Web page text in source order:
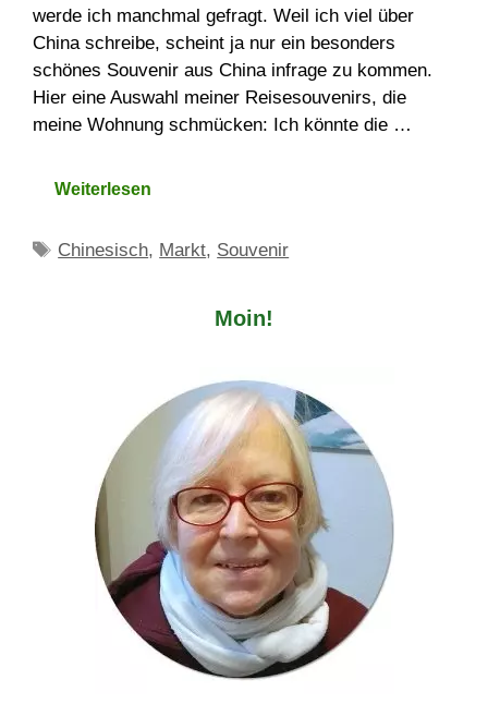
werde ich manchmal gefragt. Weil ich viel über
China schreibe, scheint ja nur ein besonders
schönes Souvenir aus China infrage zu kommen.
Hier eine Auswahl meiner Reisesouvenirs, die
meine Wohnung schmücken: Ich könnte die …
Weiterlesen
Schlagwörter
Chinesisch, Markt, Souvenir
Moin!